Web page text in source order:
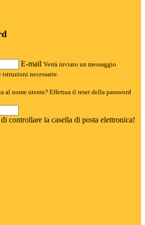
E-mail Verrà inviato un messaggio
necessarie.
al nome utente? Effettua il reset della password
controllare la casella di posta elettronica!